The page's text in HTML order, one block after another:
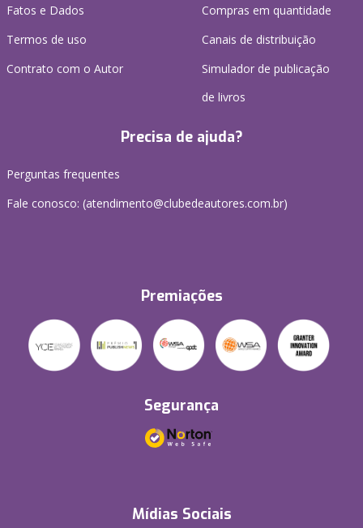
Fatos e Dados
Termos de uso
Contrato com o Autor
Compras em quantidade
Canais de distribuição
Simulador de publicação
de livros
Precisa de ajuda?
Perguntas frequentes
Fale conosco: (atendimento@clubedeautores.com.br)
Premiações
Segurança
Mídias Sociais